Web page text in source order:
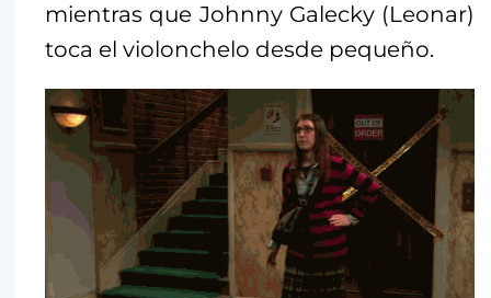
mientras que Johnny Galecky (Leonar)
toca el violonchelo desde pequeño.